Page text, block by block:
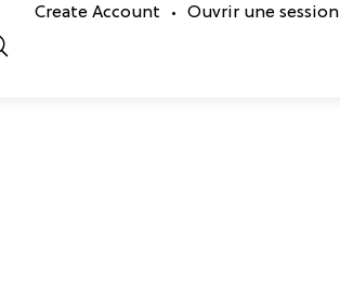
Create Account •
Ouvrir une session